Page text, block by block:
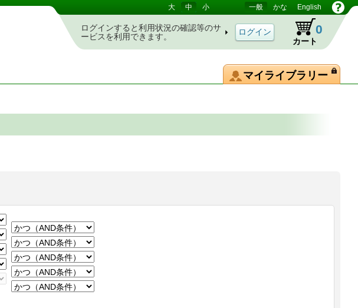
大 中 小 一般 かな English
ログインすると利用状況の確認等のサ
ービスを利用できます。
カート
0
マイライブラリー